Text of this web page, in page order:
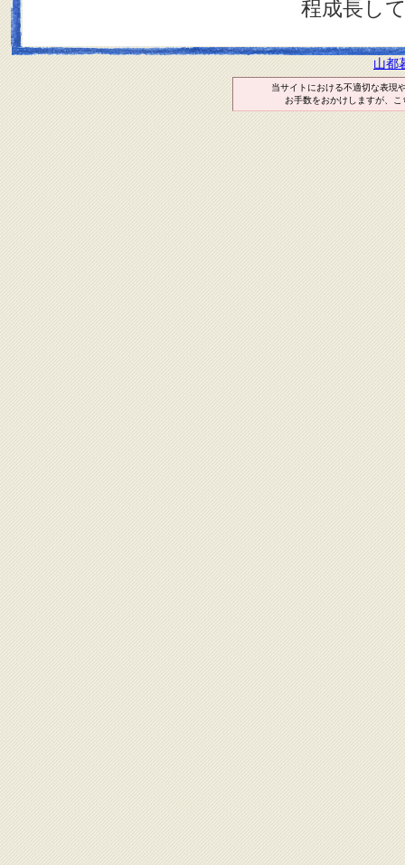
程成長し
山都
当サイトにおける不適切な表現
お手数をおかけしますが、こ